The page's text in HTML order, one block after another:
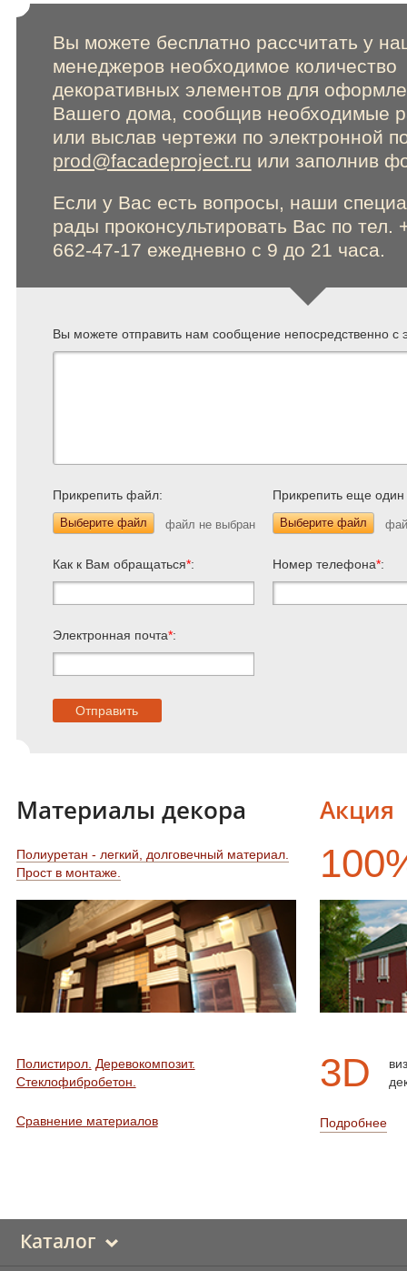
Вы можете бесплатно рассчитать у
менеджеров необходимое количество
декоративных элементов для
Вашего дома, сообщив необходимые
или выслав чертежи по электронной
prod@facadeproject.ru или заполнив
Если у Вас есть вопросы, наши
рады проконсультировать Вас по тел.
662-47-17 ежедневно с 9 до 21 часа.
Вы можете отправить нам сообщение непосредственно с
Прикрепить файл:
Выберите файл
Прикрепить еще
Выберите файл
Как к Вам обращаться*: Номер телефона*:
Электронная почта*:
Акция
3D
Подробнее
Материалы декора
Полиуретан - легкий, долговечный материал.
Прост в монтаже.
Полистирол. Деревокомпозит.
Стеклофибробетон.
Сравнение материалов
Каталог